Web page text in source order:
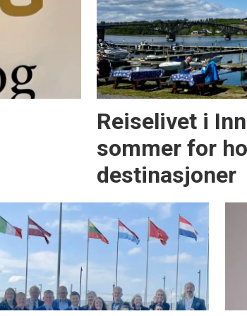
Reiselivet i
sommer for
destinasjoner